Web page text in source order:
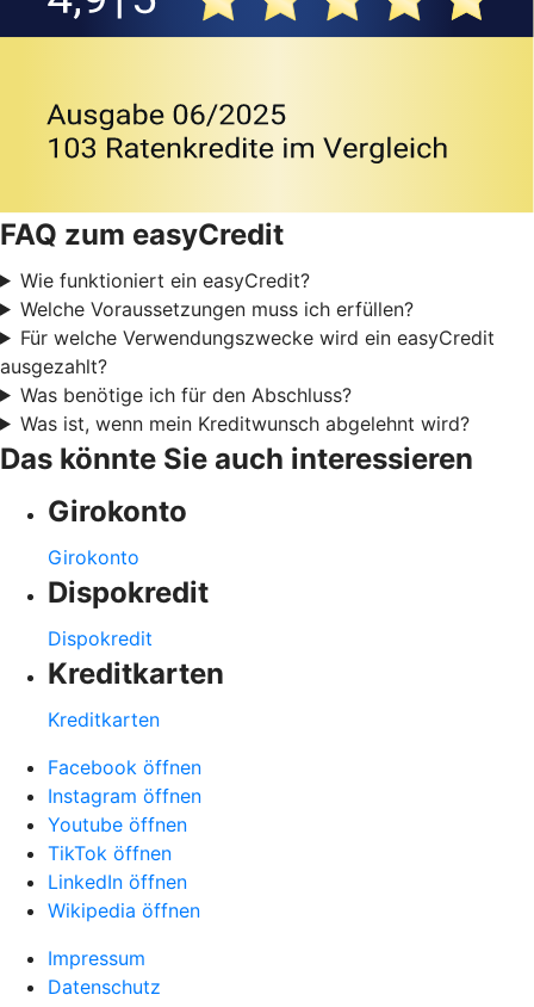
FAQ zum easyCredit
Wie funktioniert ein easyCredit?
Welche Voraussetzungen muss ich erfüllen?
Für welche Verwendungszwecke wird ein easyCredit
ausgezahlt?
Was benötige ich für den Abschluss?
Was ist, wenn mein Kreditwunsch abgelehnt wird?
Das könnte Sie auch interessieren
Girokonto
Girokonto
Dispokredit
Dispokredit
Kreditkarten
Kreditkarten
Facebook öffnen
Instagram öffnen
Youtube öffnen
TikTok öffnen
LinkedIn öffnen
Wikipedia öffnen
Impressum
Datenschutz